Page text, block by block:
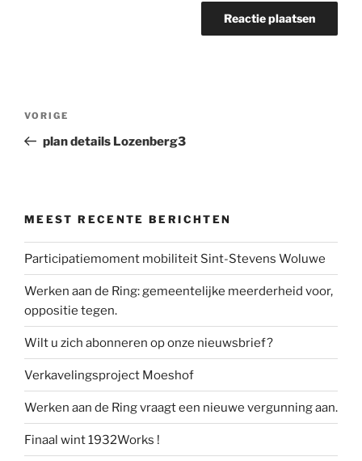
Vorig
bericht
VORIGE
plan details Lozenberg3
MEEST RECENTE BERICHTEN
Participatiemoment mobiliteit Sint-Stevens Woluwe
Werken aan de Ring: gemeentelijke meerderheid voor,
oppositie tegen.
Wilt u zich abonneren op onze nieuwsbrief?
Verkavelingsproject Moeshof
Werken aan de Ring vraagt een nieuwe vergunning aan.
Finaal wint 1932Works !